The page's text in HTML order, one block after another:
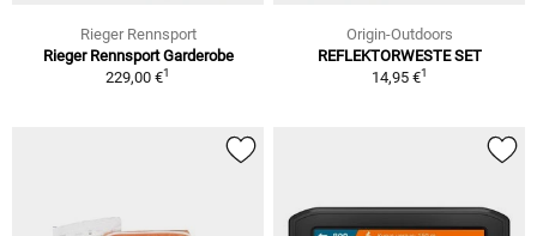
Rieger Rennsport
Rieger Rennsport Garderobe
229,00 €1
Origin-Outdoors
REFLEKTORWESTE SET
14,95 €1